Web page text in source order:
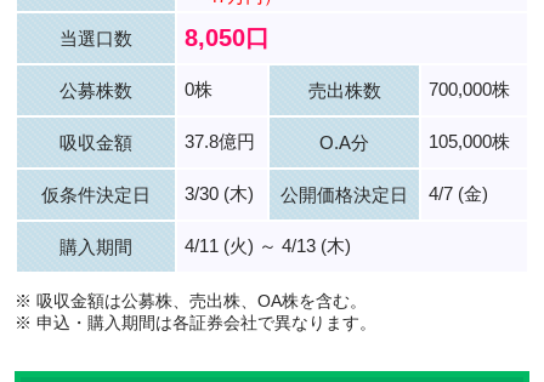
当選口数 8,050口
公募株数 0株 売出株数 700,000株
吸収金額 37.8億円 O.A分 105,000株
仮条件決定日 3/30 (木) 公開価格決定日 4/7 (金)
購入期間 4/11 (火) ～ 4/13 (木)
※ 吸収金額は公募株、売出株、OA株を含む。
※ 申込・購入期間は各証券会社で異なります。